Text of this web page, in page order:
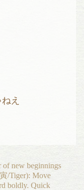
え
of new beginnings
/Tiger): Move
boldly. Quick